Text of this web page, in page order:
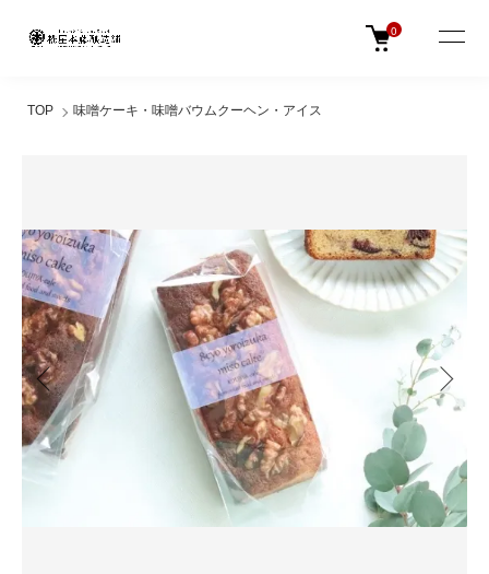
0
TOP 味噌ケーキ・味噌バウムクーヘン・アイス